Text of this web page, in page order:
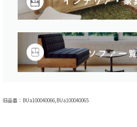
旧品番：BUa100040066,BUa100040065